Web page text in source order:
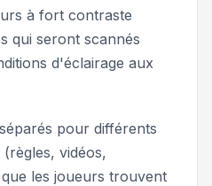
à fort contraste
qui seront scannés
d'éclairage aux
pour différents
vidéos,
les joueurs trouvent